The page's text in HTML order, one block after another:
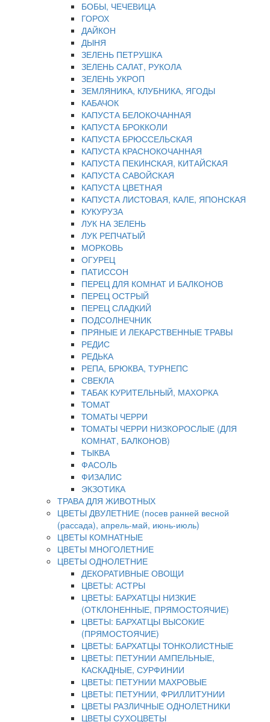
БОБЫ, ЧЕЧЕВИЦА
ГОРОХ
ДАЙКОН
ДЫНЯ
ЗЕЛЕНЬ ПЕТРУШКА
ЗЕЛЕНЬ САЛАТ, РУКОЛА
ЗЕЛЕНЬ УКРОП
ЗЕМЛЯНИКА, КЛУБНИКА, ЯГОДЫ
КАБАЧОК
КАПУСТА БЕЛОКОЧАННАЯ
КАПУСТА БРОККОЛИ
КАПУСТА БРЮССЕЛЬСКАЯ
КАПУСТА КРАСНОКОЧАННАЯ
КАПУСТА ПЕКИНСКАЯ, КИТАЙСКАЯ
КАПУСТА САВОЙСКАЯ
КАПУСТА ЦВЕТНАЯ
КАПУСТА ЛИСТОВАЯ, КАЛЕ, ЯПОНСКАЯ
КУКУРУЗА
ЛУК НА ЗЕЛЕНЬ
ЛУК РЕПЧАТЫЙ
МОРКОВЬ
ОГУРЕЦ
ПАТИССОН
ПЕРЕЦ ДЛЯ КОМНАТ И БАЛКОНОВ
ПЕРЕЦ ОСТРЫЙ
ПЕРЕЦ СЛАДКИЙ
ПОДСОЛНЕЧНИК
ПРЯНЫЕ И ЛЕКАРСТВЕННЫЕ ТРАВЫ
РЕДИС
РЕДЬКА
РЕПА, БРЮКВА, ТУРНЕПС
СВЕКЛА
ТАБАК КУРИТЕЛЬНЫЙ, МАХОРКА
ТОМАТ
ТОМАТЫ ЧЕРРИ
ТОМАТЫ ЧЕРРИ НИЗКОРОСЛЫЕ (ДЛЯ
КОМНАТ, БАЛКОНОВ)
ТЫКВА
ФАСОЛЬ
ФИЗАЛИС
ЭКЗОТИКА
ТРАВА ДЛЯ ЖИВОТНЫХ
ЦВЕТЫ ДВУЛЕТНИЕ (посев ранней весной
(рассада), апрель-май, июнь-июль)
ЦВЕТЫ КОМНАТНЫЕ
ЦВЕТЫ МНОГОЛЕТНИЕ
ЦВЕТЫ ОДНОЛЕТНИЕ
ДЕКОРАТИВНЫЕ ОВОЩИ
ЦВЕТЫ: АСТРЫ
ЦВЕТЫ: БАРХАТЦЫ НИЗКИЕ
(ОТКЛОНЕННЫЕ, ПРЯМОСТОЯЧИЕ)
ЦВЕТЫ: БАРХАТЦЫ ВЫСОКИЕ
(ПРЯМОСТОЯЧИЕ)
ЦВЕТЫ: БАРХАТЦЫ ТОНКОЛИСТНЫЕ
ЦВЕТЫ: ПЕТУНИИ АМПЕЛЬНЫЕ,
КАСКАДНЫЕ, СУРФИНИИ
ЦВЕТЫ: ПЕТУНИИ МАХРОВЫЕ
ЦВЕТЫ: ПЕТУНИИ, ФРИЛЛИТУНИИ
ЦВЕТЫ РАЗЛИЧНЫЕ ОДНОЛЕТНИКИ
ЦВЕТЫ СУХОЦВЕТЫ